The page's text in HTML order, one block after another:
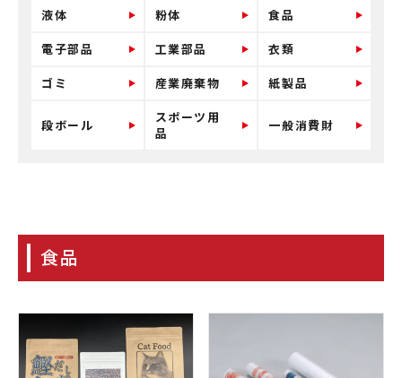
液体
粉体
食品
電子部品
工業部品
衣類
ゴミ
産業廃棄物 紙製品
段ボール
スポーツ用
品
一般消費財
食品